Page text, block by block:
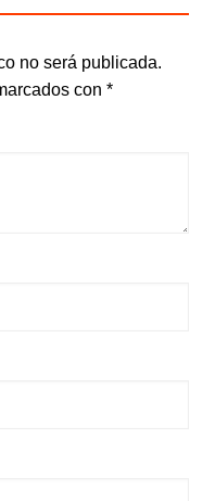
no será publicada.
con *